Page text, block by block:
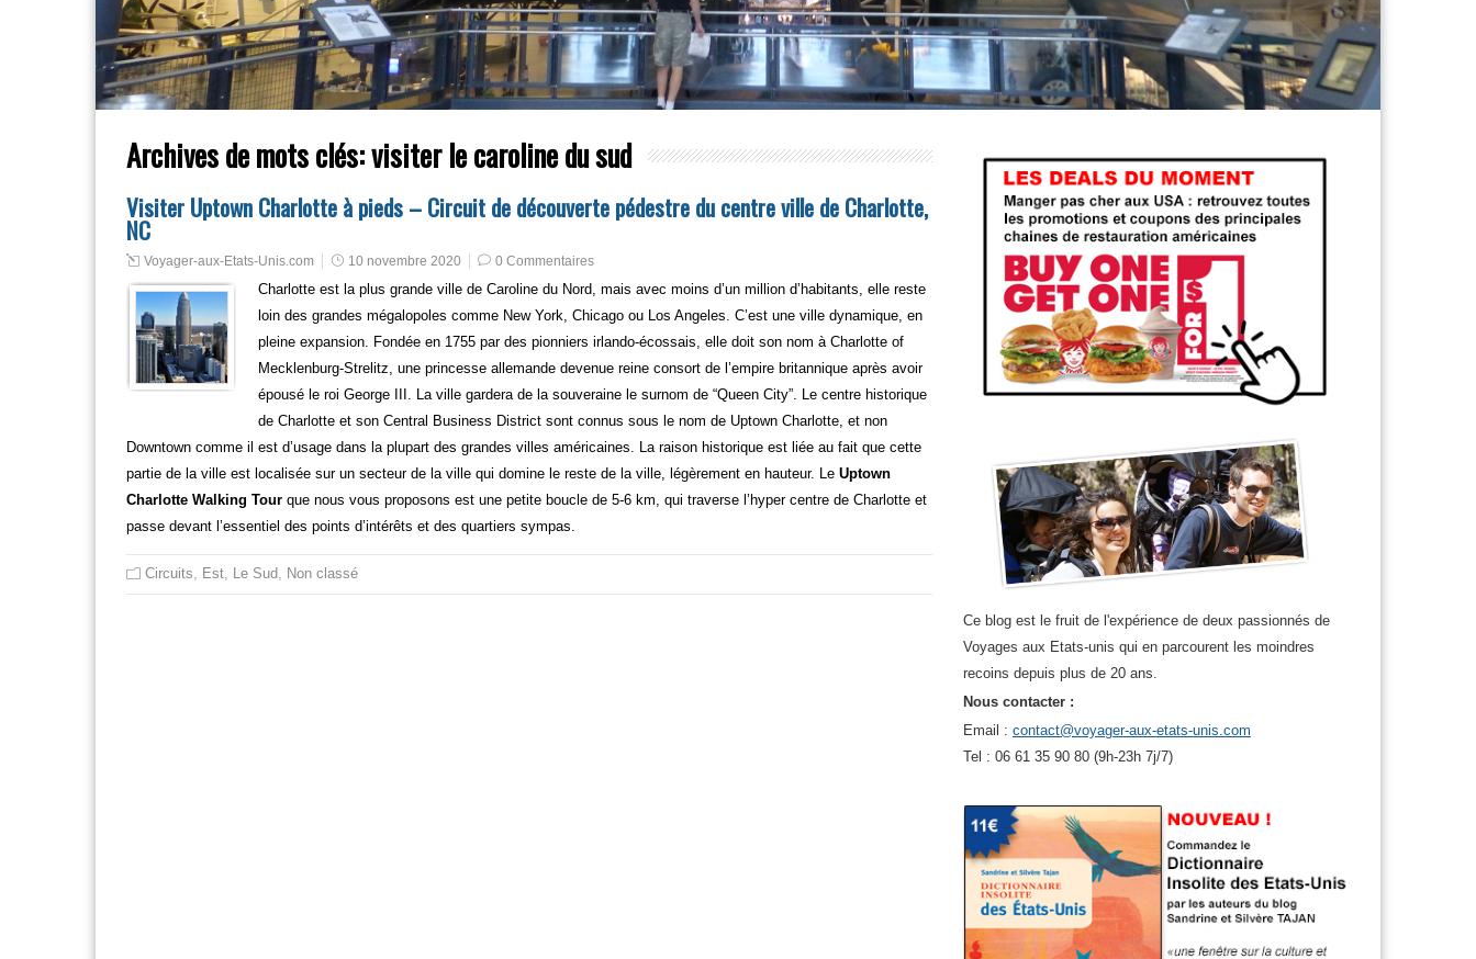
Archives de mots clés:visiter le caroline du sud
Visiter Uptown Charlotte à pieds – Circuit de découverte pédestre du centre ville de Charlotte,
NC
Voyager-aux-Etats-Unis.com 10 novembre 2020 0 Commentaires
Charlotte est la plus grande ville de Caroline du Nord, mais avec moins d’un million d’habitants, elle reste
loin des grandes mégalopoles comme New York, Chicago ou Los Angeles. C’est une ville dynamique, en
pleine expansion. Fondée en 1755 par des pionniers irlando-écossais, elle doit son nom à Charlotte of
Mecklenburg-Strelitz, une princesse allemande devenue reine consort de l’empire britannique après avoir
épousé le roi George III. La ville gardera de la souveraine le surnom de “Queen City”. Le centre historique
de Charlotte et son Central Business District sont connus sous le nom de Uptown Charlotte, et non
Downtown comme il est d’usage dans la plupart des grandes villes américaines. La raison historique est liée au fait que cette
partie de la ville est localisée sur un secteur de la ville qui domine le reste de la ville, légèrement en hauteur. Le Uptown
Charlotte Walking Tour que nous vous proposons est une petite boucle de 5-6 km, qui traverse l’hyper centre de Charlotte et
passe devant l’essentiel des points d’intérêts et des quartiers sympas.
Circuits, Est, Le Sud, Non classé
Ce blog est le fruit de l'expérience de deux passionnés de
Voyages aux Etats-unis qui en parcourent les moindres
recoins depuis plus de 20 ans.
Nous contacter :
Email : contact@voyager-aux-etats-unis.com
Tel : 06 61 35 90 80 (9h-23h 7j/7)